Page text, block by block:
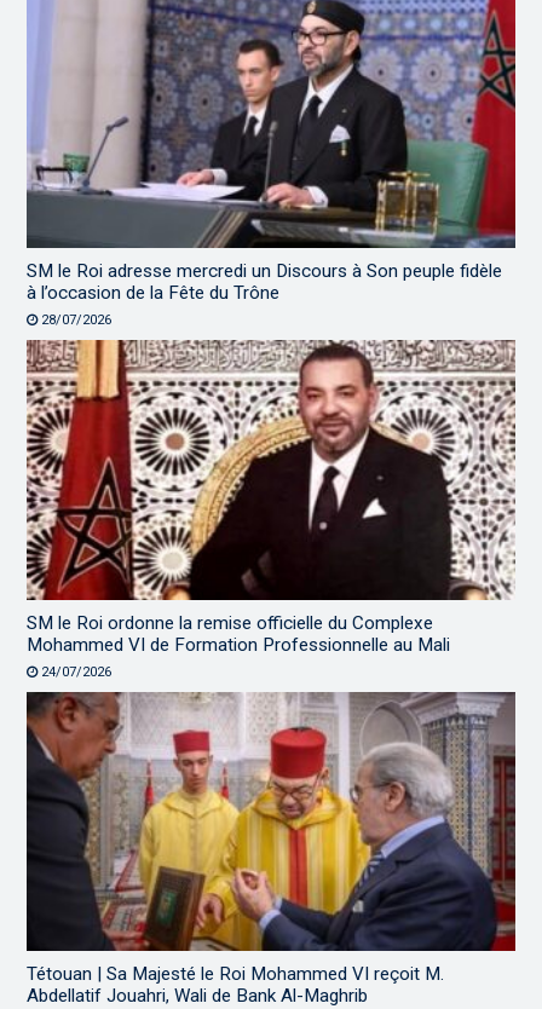
SM le Roi adresse mercredi un Discours à Son peuple fidèle
à l’occasion de la Fête du Trône
28/07/2026
SM le Roi ordonne la remise officielle du Complexe
Mohammed VI de Formation Professionnelle au Mali
24/07/2026
Tétouan | Sa Majesté le Roi Mohammed VI reçoit M.
Abdellatif Jouahri, Wali de Bank Al-Maghrib